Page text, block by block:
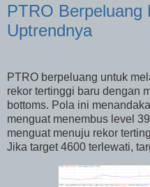
PTRO Berpeluang
Uptrendnya
PTRO berpeluang untuk
rekor tertinggi baru dengan
bottoms. Pola ini
menguat menembus level
menguat menuju rekor
Jika target 4600 terlewati,